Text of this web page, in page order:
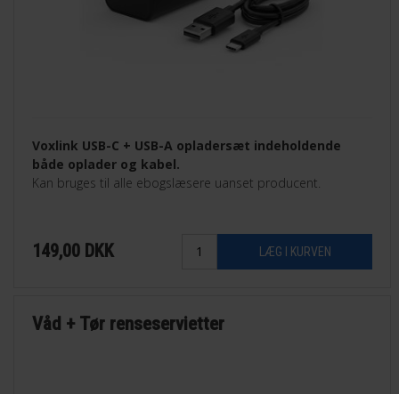
Voxlink USB-C + USB-A opladersæt indeholdende
både oplader og kabel.
Kan bruges til alle ebogslæsere uanset producent.
149,00 DKK
Våd + Tør renseservietter